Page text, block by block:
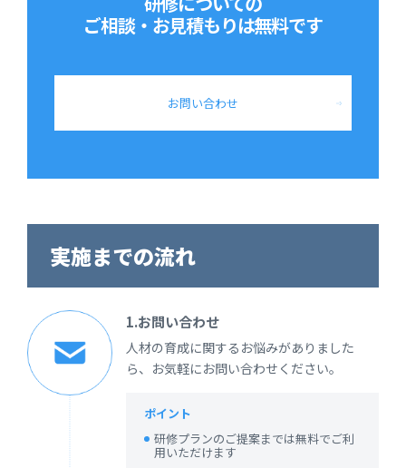
ご相談・お見積もりは無料です
お問い合わせ
実施までの流れ
1.お問い合わせ
人材の育成に関するお悩みがありました
ら、お気軽にお問い合わせください。
ポイント
研修プランのご提案までは無料でご利
用いただけます